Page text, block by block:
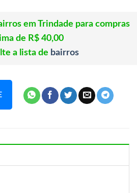
em Trindade para compras
de R$ 40,00
a lista de bairros